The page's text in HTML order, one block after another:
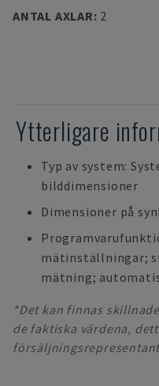
ANTAL AXLAR: 2
Ytterligare
Typ av system:
bilddimensioner
Dimensioner på
mätinställningar;
mätning;
*Det kan finnas
de faktiska värdena,